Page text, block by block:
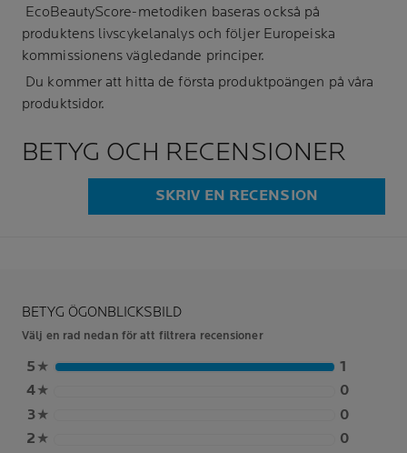
EcoBeautyScore-metodiken baseras också på
produktens livscykelanalys och följer Europeiska
kommissionens vägledande principer.
Du kommer att hitta de första produktpoängen på våra
produktsidor.
BETYG OCH RECENSIONER
SKRIV EN RECENSION
BETYG ÖGONBLICKSBILD
Välj en rad nedan för att filtrera recensioner
5 ★
1
4★
0
3★
0
2 ★
0